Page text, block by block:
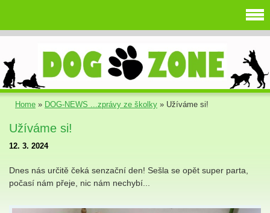
Home » DOG-NEWS ...zprávy ze školky » Užíváme si!
Užíváme si!
12. 3. 2024
Dnes nás určitě čeká senzační den! Sešla se opět super parta,
počasí nám přeje, nic nám nechybí...